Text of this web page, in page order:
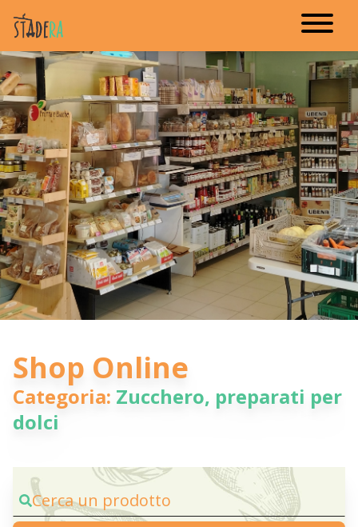
Shop Online
Categoria: Zucchero, preparati per
dolci
Cerca un prodotto